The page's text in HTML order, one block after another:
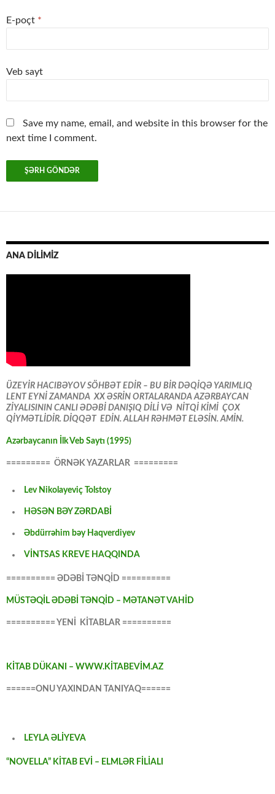
E-poçt *
Veb sayt
Save my name, email, and website in this browser for the
next time I comment.
ANA DİLİMİZ
ÜZEYİR HACIBƏYOV SÖHBƏT EDİR – BU BİR DƏQİQƏ YARIMLIQ
LENT EYNİ ZAMANDA XX ƏSRİN ORTALARANDA AZƏRBAYCAN
ZİYALISININ CANLI ƏDƏBİ DANIŞIQ DİLİ VƏ NİTQİ KİMİ ÇOX
QİYMƏTLİDİR. DİQQƏT EDİN. ALLAH RƏHMƏT ELƏSİN. AMİN.
Azərbaycanın İlk Veb Saytı (1995)
========= ÖRNƏK YAZARLAR =========
Lev Nikolayeviç Tolstoy
HƏSƏN BƏY ZƏRDABİ
Əbdürrəhim bəy Haqverdiyev
VİNTSAS KREVE HAQQINDA
========== ƏDƏBİ TƏNQİD ==========
MÜSTƏQİL ƏDƏBİ TƏNQİD – MƏTANƏT VAHİD
========== YENİ KİTABLAR ==========
KİTAB DÜKANI – WWW.KİTABEVİM.AZ
======ONU YAXINDAN TANIYAQ======
LEYLA ƏLİYEVA
“NOVELLA” KİTAB EVİ – ELMLƏR FİLİALI